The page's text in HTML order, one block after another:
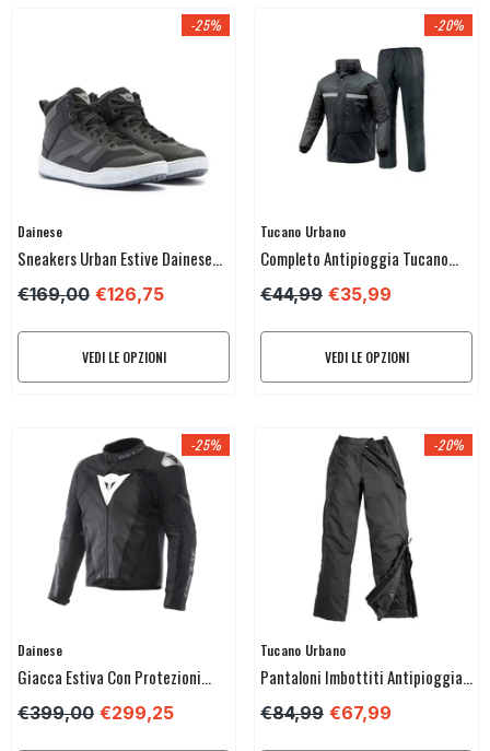
-25%
Venditore:
Dainese
Sneakers Urban Estive Dainese
Suburb Air
€169,00 €126,75
VEDI LE OPZIONI
-20%
Venditore:
Tucano Urbano
Completo Antipioggia Tucano
Urbano Sepiove
€44,99 €35,99
VEDI LE OPZIONI
-25%
Venditore:
Dainese
Giacca Estiva Con Protezioni
Pro-Armor Dainese Ventar Air Tex
Jacket
€399,00 €299,25
-20%
Venditore:
Tucano Urbano
Pantaloni Imbottiti Antipioggia
Tucano Urbano Panta Diluvio
€84,99 €67,99